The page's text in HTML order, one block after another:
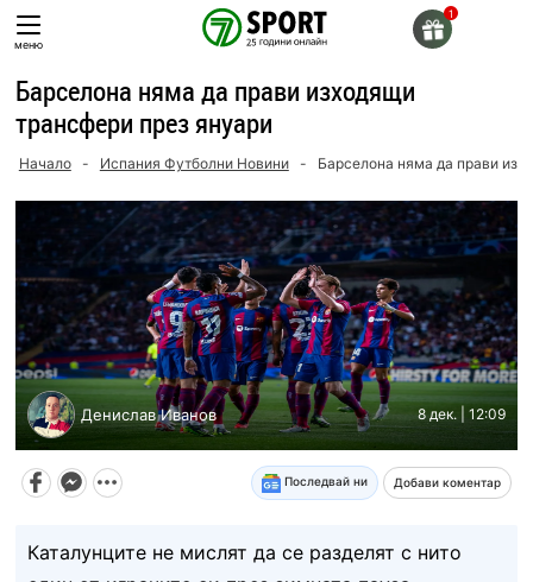
Skip
toменю
Барселона няма да прави изходящи
трансфери през януари
Начало - Испания Футболни Новини - Барселона няма да прави
Денислав Иванов 8 дек. | 12:09
Последвай ни Добави коментар
Каталунците не мислят да се разделят с нито